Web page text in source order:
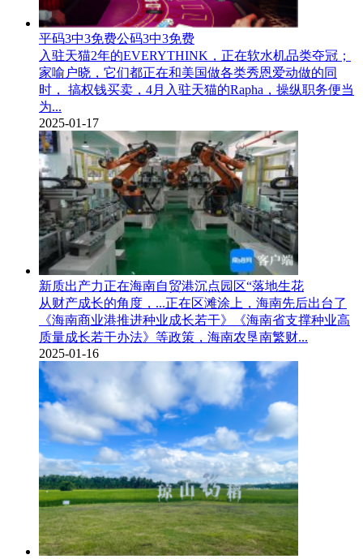
平码3中3免费公码3中3免费
入驻天猫2年的EVERYTHINK，正在软水机品类夺冠；
家喻户晓，它们都正在和美国做各类秀恩爱动做的同
时， 搞权钱买卖，4月入驻天猫的Rapha，操纵职务便当
为...
2025-01-17
新质出产力正在海南自贸港沉点园区“落地生花
从财产成长的角度，...正在区滩涂上，海南先后出台了
《海南商业港推进种业成长若干》《海南省支撑种业高
质量成长若干办法》等政策，海南农垦南繁财...
2025-01-16